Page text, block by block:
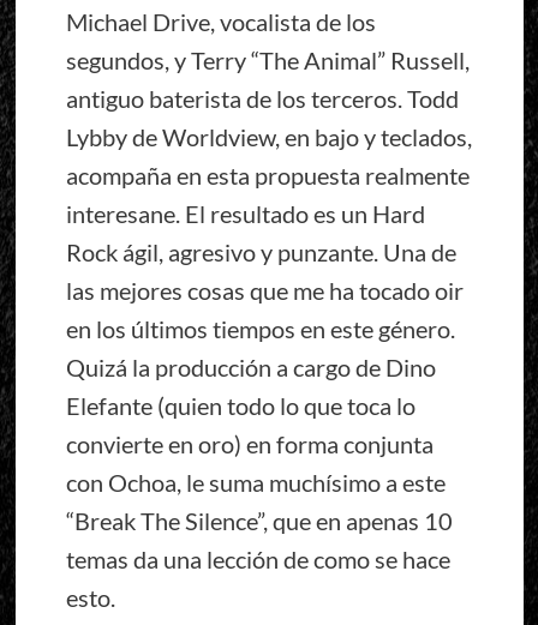
Michael Drive, vocalista de los
segundos, y Terry “The Animal” Russell,
antiguo baterista de los terceros. Todd
Lybby de Worldview, en bajo y teclados,
acompaña en esta propuesta realmente
interesane. El resultado es un Hard
Rock ágil, agresivo y punzante. Una de
las mejores cosas que me ha tocado oir
en los últimos tiempos en este género.
Quizá la producción a cargo de Dino
Elefante (quien todo lo que toca lo
convierte en oro) en forma conjunta
con Ochoa, le suma muchísimo a este
“Break The Silence”, que en apenas 10
temas da una lección de como se hace
esto.